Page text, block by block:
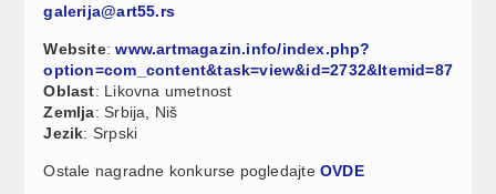
galerija@art55.rs
Website:www.artmagazin.info/index.php?
option=com_content&task=view&id=2732&Itemid=87
Oblast: Likovna umetnost
Zemlja: Srbija, Niš
Jezik: Srpski
Ostale nagradne konkurse pogledajte OVDE